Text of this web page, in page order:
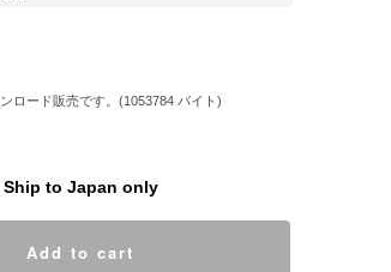
ロード販売です。(1053784 バイト)
Ship to Japan only
Add to cart